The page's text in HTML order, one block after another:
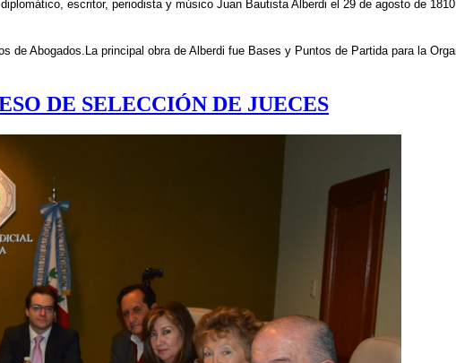
escritor, periodista y músico Juan Bautista Alberdi el 29 de agosto de
de Abogados. La principal obra de Alberdi fue Bases y Puntos de Partida para la
DE SELECCIÓN DE JUECES